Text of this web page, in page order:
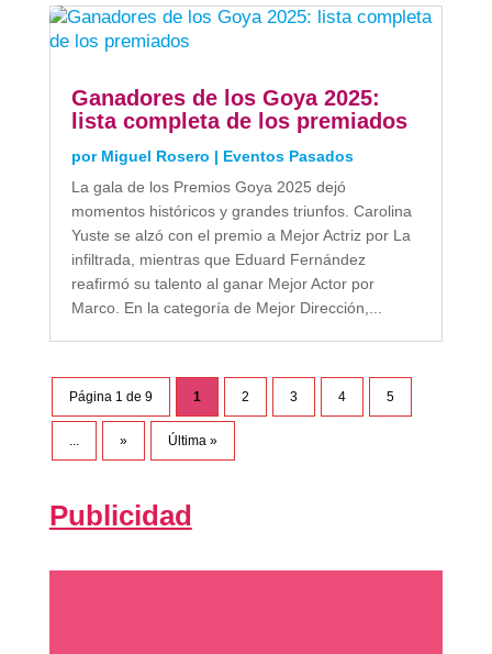
Ganadores de los Goya 2025:
lista completa de los premiados
por Miguel Rosero | Eventos Pasados
La gala de los Premios Goya 2025 dejó
momentos históricos y grandes triunfos. Carolina
Yuste se alzó con el premio a Mejor Actriz por La
infiltrada, mientras que Eduard Fernández
reafirmó su talento al ganar Mejor Actor por
Marco. En la categoría de Mejor Dirección,...
Página 1 de 9 1 2 3 4 5
» Última »
Publicidad